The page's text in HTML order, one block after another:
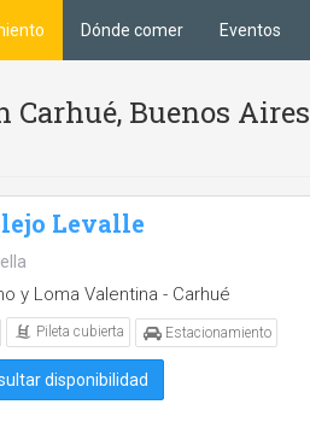
Dónde comer Eventos
Buenos Aires
Levalle
y Loma Valentina - Carhué
Pileta cubierta Estacionamiento
disponibilidad